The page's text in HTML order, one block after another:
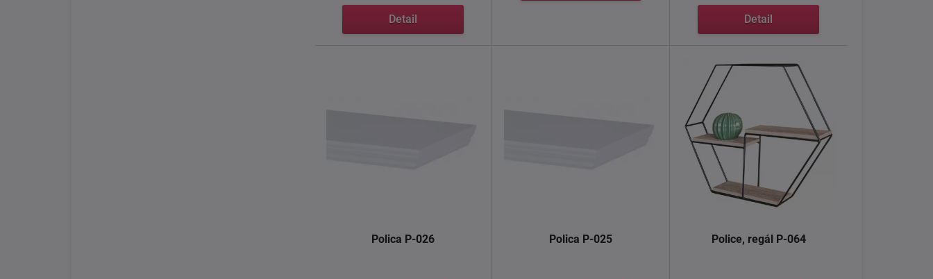
Detail Detail
Polica P-026 Polica P-025 Police, regál P-064